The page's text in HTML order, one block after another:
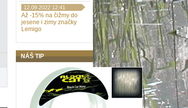
12.09.2022 12:41
Až -15% na čižmy do
jesene i zimy značky
Lemigo
NÁŠ TIP